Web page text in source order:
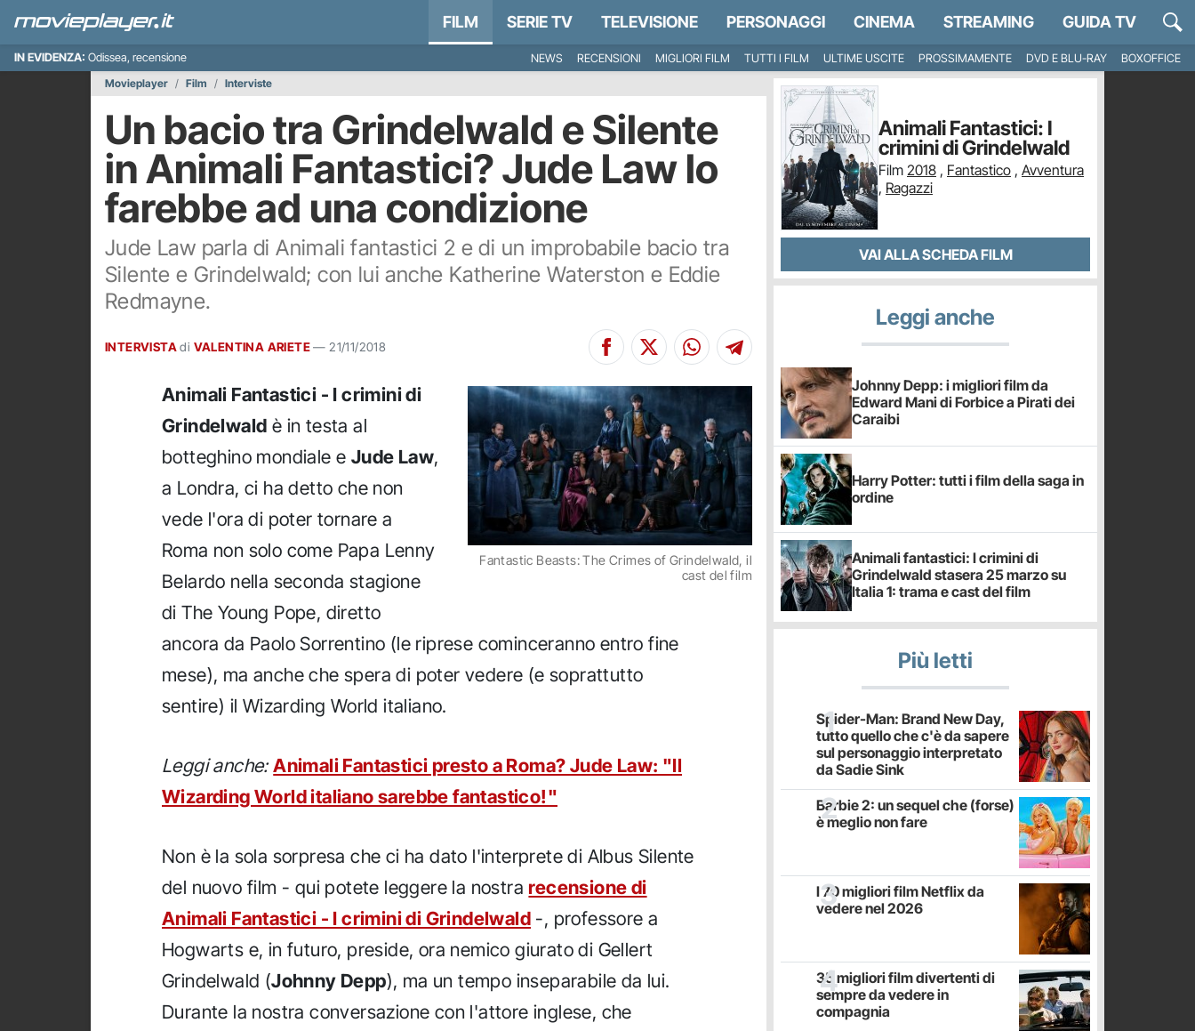
FILM SERIE TV TELEVISIONE PERSONAGGI CINEMA STREAMING GUIDA TV
IN EVIDENZA: Odissea, recensione NEWS RECENSIONI MIGLIORI FILM TUTTI I FILM ULTIME USCITE PROSSIMAMENTE DVD E BLU-RAY
BOXOFFICE
Movieplayer
Film Interviste
Un bacio tra Grindelwald e Silente
in Animali Fantastici? Jude Law lo
farebbe ad una condizione
Jude Law parla di Animali fantastici 2 e di un improbabile bacio tra
Silente e Grindelwald; con lui anche Katherine Waterston e Eddie
Redmayne.
INTERVISTA di VALENTINA ARIETE—21/11/2018
Fantastic Beasts: The Crimes of Grindelwald, il
cast del film
Animali Fantastici - I crimini di
Grindelwald è in testa al
botteghino mondiale e Jude Law,
a Londra, ci ha detto che non
vede l'ora di poter tornare a
Roma non solo come Papa Lenny
Belardo nella seconda stagione
di The Young Pope, diretto
ancora da Paolo Sorrentino (le riprese cominceranno entro fine
mese), ma anche che spera di poter vedere (e soprattutto
sentire) il Wizarding World italiano.
Leggi anche: Animali Fantastici presto a Roma? Jude Law: "Il
Wizarding World italiano sarebbe fantastico!"
Non è la sola sorpresa che ci ha dato l'interprete di Albus Silente
del nuovo film - qui potete leggere la nostra recensione di
Animali Fantastici - I crimini di Grindelwald -, professore a
Hogwarts e, in futuro, preside, ora nemico giurato di Gellert
Grindelwald (Johnny Depp), ma un tempo inseparabile da lui.
Durante la nostra conversazione con l'attore inglese, che
Animali Fantastici: I
crimini di Grindelwald
Film 2018 , Fantastico , Avventura
, Ragazzi
VAI ALLA SCHEDA FILM
Leggi anche
Johnny Depp: i migliori film da
Edward Mani di Forbice a Pirati dei
Caraibi
Harry Potter: tutti i film della saga in
ordine
Animali fantastici: I crimini di
Grindelwald stasera 25 marzo su
Italia 1: trama e cast del film
Più letti
Spider-Man: Brand New Day,
tutto quello che c'è da sapere
sul personaggio interpretato
da Sadie Sink
Barbie 2: un sequel che (forse)
è meglio non fare
I 70 migliori film Netflix da
vedere nel 2026
35 migliori film divertenti di
sempre da vedere in
compagnia